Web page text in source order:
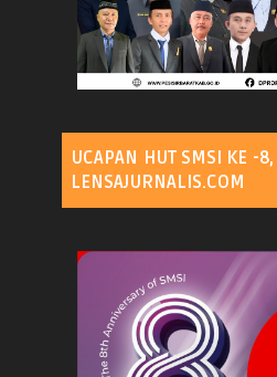
UCAPAN HUT SMSI KE -
LENSAJURNALIS.COM